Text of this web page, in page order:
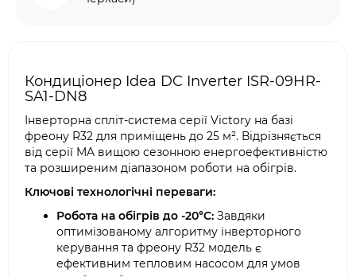
Кондиціонер Idea DC Inverter ISR-09HR-
SA1-DN8
Інверторна спліт-система серії Victory на базі
фреону R32 для приміщень до 25 м². Відрізняється
від серії MA вищою сезонною енергоефективністю
та розширеним діапазоном роботи на обігрів.
Ключові технологічні переваги:
Робота на обігрів до -20°C: Завдяки
оптимізованому алгоритму інверторного
керування та фреону R32 модель є
ефективним тепловим насосом для умов